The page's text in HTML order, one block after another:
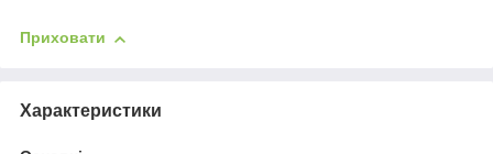
Приховати
Характеристики